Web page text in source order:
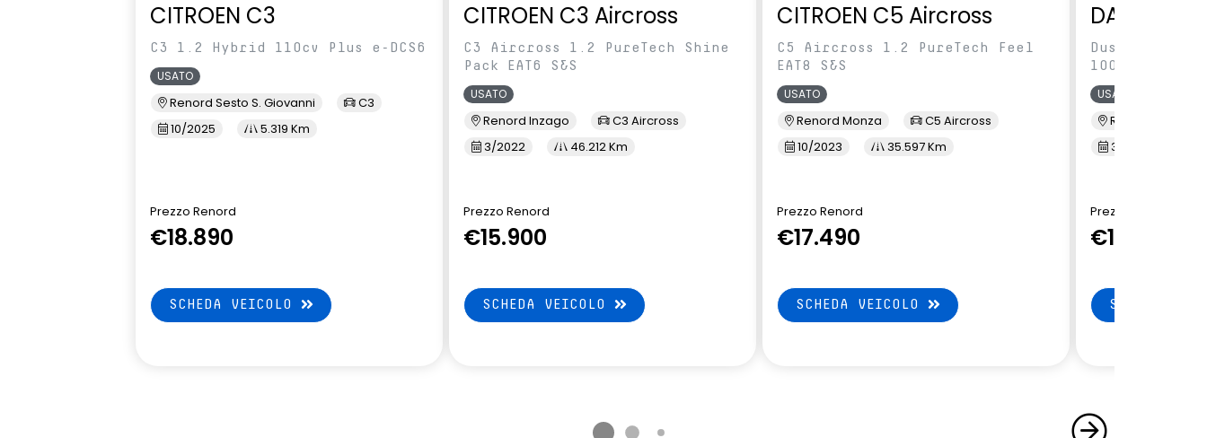
CITROEN C3
C3 1.2 Hybrid 110cv Plus e-DCS6
USATO
Renord Sesto S. Giovanni
C3
10/2025
5.319 Km
Prezzo Renord
€18.890
SCHEDA VEICOLO
CITROEN C3 Aircross
C3 Aircross 1.2 PureTech Shine
Pack EAT6 S&S
USATO
Renord Inzago
C3 Aircross
3/2022
46.212 Km
Prezzo Renord
€15.900
SCHEDA VEICOLO
CITROEN C5 Aircross
C5 Aircross 1.2 PureTech Feel
EAT8 S&S
USATO
Renord Monza
C5 Aircross
10/2023
35.597 Km
Prezzo Renord
€17.490
SCHEDA VEICOLO
DACIA
Duster 1.0
100cv
USATO
Renord
3/2023
Prezzo Renord
€14.490
SCHEDA